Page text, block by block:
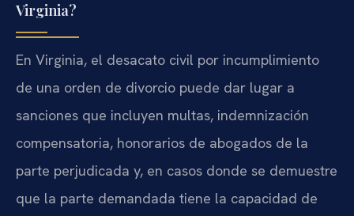
Virginia?
En Virginia, el desacato civil por incumplimiento
de una orden de divorcio puede dar lugar a
sanciones que incluyen multas, indemnización
compensatoria, honorarios de abogados de la
parte perjudicada y, en casos donde se demuestre
que la parte demandada tiene la capacidad de